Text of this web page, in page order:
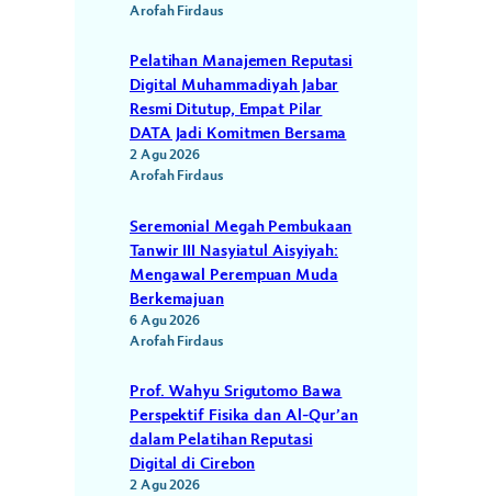
Arofah Firdaus
Pelatihan Manajemen Reputasi
Digital Muhammadiyah Jabar
Resmi Ditutup, Empat Pilar
DATA Jadi Komitmen Bersama
2 Agu 2026
Arofah Firdaus
Seremonial Megah Pembukaan
Tanwir III Nasyiatul Aisyiyah:
Mengawal Perempuan Muda
Berkemajuan
6 Agu 2026
Arofah Firdaus
Prof. Wahyu Srigutomo Bawa
Perspektif Fisika dan Al-Qur’an
dalam Pelatihan Reputasi
Digital di Cirebon
2 Agu 2026